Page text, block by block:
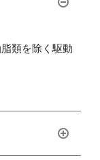
類を除く駆動